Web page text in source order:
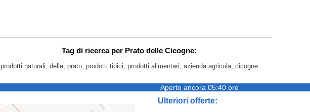
Tag di ricerca per Prato delle Cicogne:
prodotti naturali, delle, prato, prodotti tipici, prodotti alimentari, azienda agricola, cicogne
Aperto ancora 05:40 ore
Ulteriori offerte: